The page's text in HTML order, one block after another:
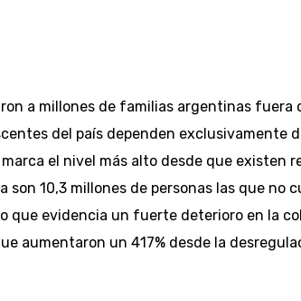
a millones de familias argentinas
del país dependen exclusivamente
el nivel más alto desde que existen
10,3 millones de personas las que no
que evidencia un fuerte deterioro en la
aumentaron un 417% desde la